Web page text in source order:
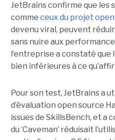
JetBrains confirme que les
comme ceux du projet open
devenu viral, peuvent
sans nuire aux
l’entreprise a constaté
bien inférieures à ce
Pour son test, JetBrains a
d’évaluation open source
issues de SkillsBench, et a
du ‘Caveman’ réduisait